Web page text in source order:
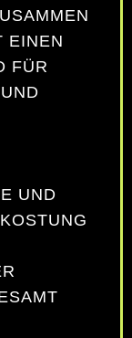
EINEN
FÜR
N
UND